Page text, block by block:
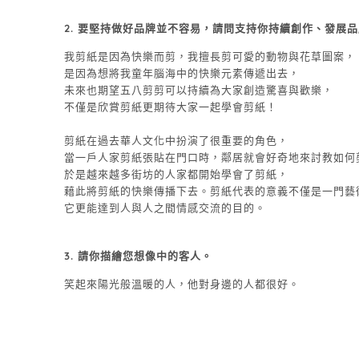
2. 要堅持做好品牌並不容易，請問支持你持續創作、發展
我剪紙是因為快樂而剪，我擅長剪可愛的動物與花草圖案，
是因為想將我童年腦海中的快樂元素傳遞出去，
未來也期望五八剪剪可以持續為大家創造驚喜與歡樂，
不僅是欣賞剪紙更期待大家一起學會剪紙！
剪紙在過去華人文化中扮演了很重要的角色，
當一戶人家剪紙張貼在門口時，鄰居就會好奇地來討教如何
於是越來越多街坊的人家都開始學會了剪紙，
藉此將剪紙的快樂傳播下去。剪紙代表的意義不僅是一門藝
它更能達到人與人之間情感交流的目的。
3. 請你描繪您想像中的客人。
笑起來陽光般溫暖的人，他對身邊的人都很好。